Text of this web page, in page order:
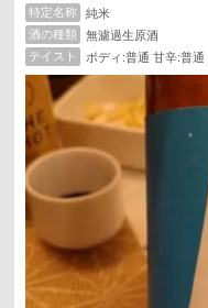
特定名称
純米
酒の種類
無濾過生原酒
テイスト
ボディ:普通 甘辛:普通